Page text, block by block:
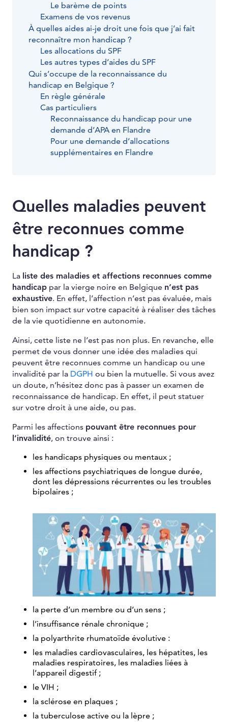
Le barème de points
Examens de vos revenus
À quelles aides ai-je droit une fois que j’ai fait
reconnaître mon handicap ?
Les allocations du SPF
Les autres types d’aides du SPF
Qui s’occupe de la reconnaissance du
handicap en Belgique ?
En règle générale
Cas particuliers
Reconnaissance du handicap pour une
demande d’APA en Flandre
Pour une demande d’allocations
supplémentaires en Flandre
Quelles maladies peuvent
être reconnues comme
handicap ?
La liste des maladies et affections reconnues comme
handicap par la vierge noire en Belgique n’est pas
exhaustive. En effet, l’affection n’est pas évaluée, mais
bien son impact sur votre capacité à réaliser des tâches
de la vie quotidienne en autonomie.
Ainsi, cette liste ne l’est pas non plus. En revanche, elle
permet de vous donner une idée des maladies qui
peuvent être reconnues comme un handicap ou une
invalidité par la DGPH ou bien la mutuelle. Si vous avez
un doute, n’hésitez donc pas à passer un examen de
reconnaissance de handicap. En effet, il peut statuer
sur votre droit à une aide, ou pas.
Parmi les affections pouvant être reconnues pour
l’invalidité, on trouve ainsi :
les handicaps physiques ou mentaux ;
les affections psychiatriques de longue durée,
dont les dépressions récurrentes ou les troubles
bipolaires ;
la perte d’un membre ou d’un sens ;
l’insuffisance rénale chronique ;
la polyarthrite rhumatoïde évolutive :
les maladies cardiovasculaires, les hépatites, les
maladies respiratoires, les maladies liées à
l’appareil digestif ;
le VIH ;
la sclérose en plaques ;
la tuberculose active ou la lèpre ;